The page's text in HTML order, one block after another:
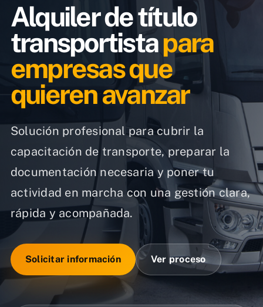
Noticias
Contacto
Alquiler de título
transportistapara
empresas que
quieren avanzar
Solución profesional para cubrir la
capacitación de transporte, preparar la
documentación necesaria y poner tu
actividad en marcha con una gestión clara,
rápida y acompañada.
Solicitar información Ver proceso